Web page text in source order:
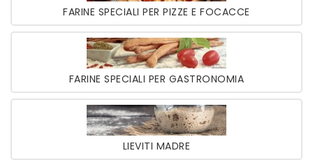
FARINE SPECIALI PER PIZZE E FOCACCE
FARINE SPECIALI PER GASTRONOMIA
LIEVITI MADRE